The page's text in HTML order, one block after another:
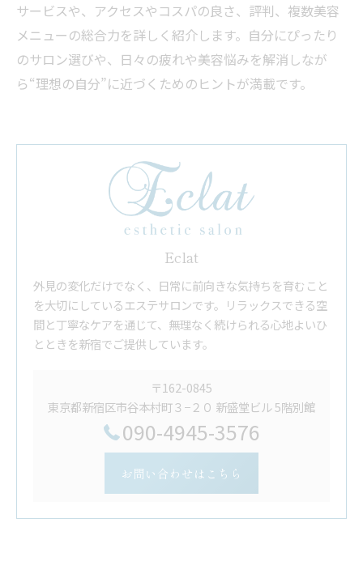
サービスや、アクセスやコスパの良さ、評判、複数美容
メニューの総合力を詳しく紹介します。自分にぴったり
のサロン選びや、日々の疲れや美容悩みを解消しなが
ら“理想の自分”に近づくためのヒントが満載です。
Eclat
外見の変化だけでなく、日常に前向きな気持ちを育むこと
を大切にしているエステサロンです。リラックスできる空
間と丁寧なケアを通じて、無理なく続けられる心地よいひ
とときを新宿でご提供しています。
〒162-0845
東京都新宿区市谷本村町３−２０ 新盛堂ビル 5階別館
090-4945-3576
お問い合わせはこちら